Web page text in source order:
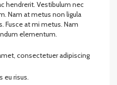
hendrerit. Vestibulum nec
Nam at metus non ligula
Fusce at mi metus. Nam
elementum.
consectetuer adipiscing
eu risus.